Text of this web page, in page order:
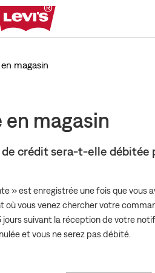
magasin
magasin
crédit sera-t-elle débitée
» est enregistrée une fois que vous
vous venez chercher votre
jours suivant la réception de votre
et vous ne serez pas débité.